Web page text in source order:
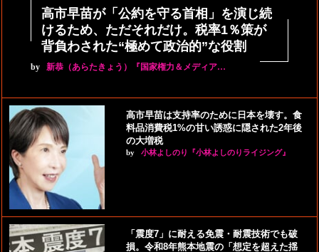
高市早苗が「公約を守る首相」を演じ続
けるため、ただそれだけ。税率1％策が
背負わされた“極めて政治的”な役割
by 新恭（あらたきょう）『国家権力＆メディア…
高市早苗は支持率のために日本を壊す。食
料品消費税1%の甘い誘惑に隠された2年後
の大増税
by 小林よしのり『小林よしのりライジング』
「震度7」に耐える免震・耐震技術でも破
損。令和8年熊本地震の「想定を超えた揺